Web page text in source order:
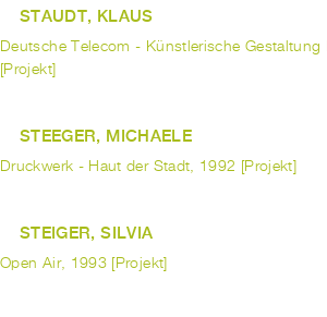
STAUDT, KLAUS
Deutsche Telecom - Künstlerische Gestaltung
[Projekt]
STEEGER, MICHAELE
Druckwerk - Haut der Stadt, 1992 [Projekt]
STEIGER, SILVIA
Open Air, 1993 [Projekt]